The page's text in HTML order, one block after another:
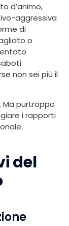
d’animo,
aggressiva
di
o
non sei più il
Ma purtroppo
i rapporti
del